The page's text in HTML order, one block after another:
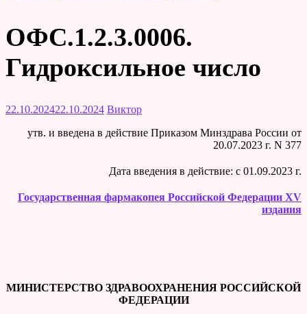
ОФС.1.2.3.0006.
Гидроксильное число
22.10.202422.10.2024 Виктор
утв. и введена в действие Приказом Минздрава России от
20.07.2023 г. N 377
Дата введения в действие: c 01.09.2023 г.
Государственная фармакопея Российской Федерации XV
издания
МИНИСТЕРСТВО ЗДРАВООХРАНЕНИЯ РОССИЙСКОЙ
ФЕДЕРАЦИИ